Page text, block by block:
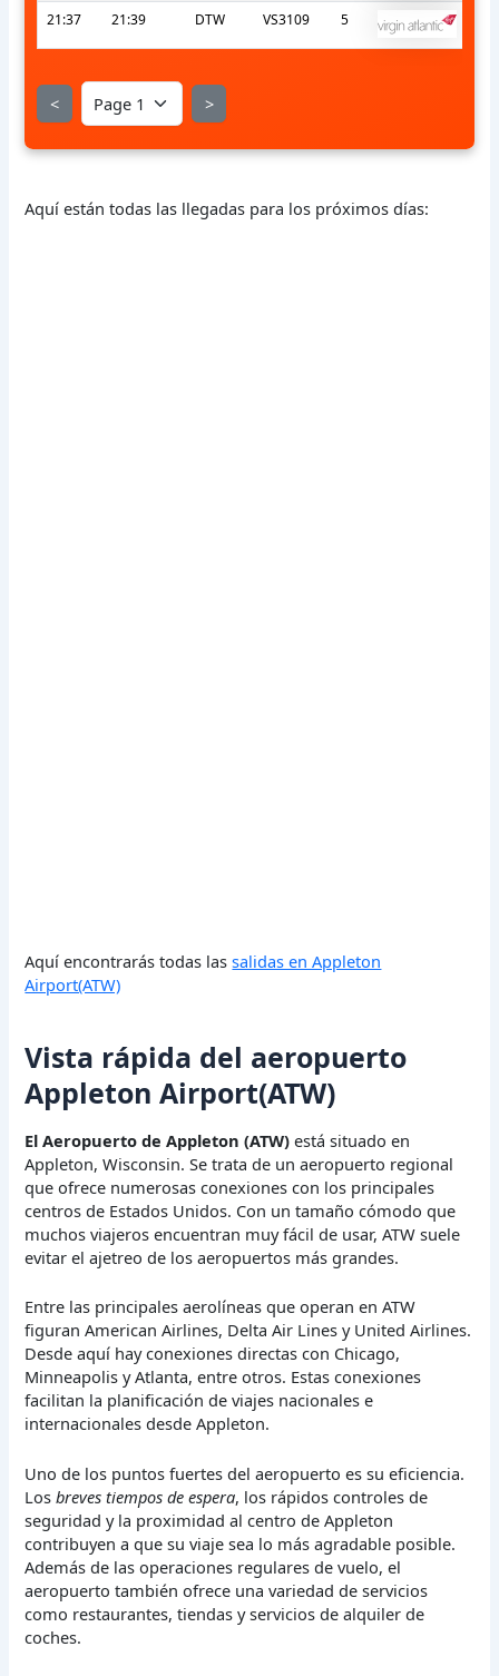
21:37 21:39 DTW VS3109 5
< >
Aquí están todas las llegadas para los próximos días:
Aquí encontrarás todas lassalidas en Appleton
Airport(ATW)
Vista rápida del aeropuerto
Appleton Airport(ATW)
El Aeropuerto de Appleton (ATW) está situado en
Appleton, Wisconsin. Se trata de un aeropuerto regional
que ofrece numerosas conexiones con los principales
centros de Estados Unidos. Con un tamaño cómodo que
muchos viajeros encuentran muy fácil de usar, ATW suele
evitar el ajetreo de los aeropuertos más grandes.
Entre las principales aerolíneas que operan en ATW
figuran American Airlines, Delta Air Lines y United Airlines.
Desde aquí hay conexiones directas con Chicago,
Minneapolis y Atlanta, entre otros. Estas conexiones
facilitan la planificación de viajes nacionales e
internacionales desde Appleton.
Uno de los puntos fuertes del aeropuerto es su eficiencia.
Losbreves tiempos de espera, los rápidos controles de
seguridad y la proximidad al centro de Appleton
contribuyen a que su viaje sea lo más agradable posible.
Además de las operaciones regulares de vuelo, el
aeropuerto también ofrece una variedad de servicios
como restaurantes, tiendas y servicios de alquiler de
coches.